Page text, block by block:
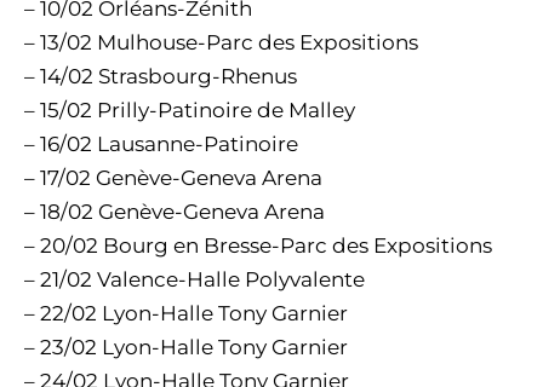
– 10/02 Orléans-Zénith
– 13/02 Mulhouse-Parc des Expositions
– 14/02 Strasbourg-Rhenus
– 15/02 Prilly-Patinoire de Malley
– 16/02 Lausanne-Patinoire
– 17/02 Genève-Geneva Arena
– 18/02 Genève-Geneva Arena
– 20/02 Bourg en Bresse-Parc des Expositions
– 21/02 Valence-Halle Polyvalente
– 22/02 Lyon-Halle Tony Garnier
– 23/02 Lyon-Halle Tony Garnier
– 24/02 Lyon-Halle Tony Garnier